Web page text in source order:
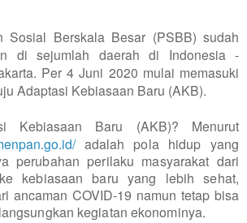
Sosial Berskala Besar (PSBB) sudah
di sejumlah daerah di Indonesia -
Per 4 Juni 2020 mulai memasuki
Adaptasi Kebiasaan Baru (AKB).
Kebiasaan Baru (AKB)? Menurut
adalah pola hidup yang
perubahan perilaku masyarakat dari
kebiasaan baru yang lebih sehat,
ancaman COVID-19 namun tetap bisa
kegiatan ekonominya.